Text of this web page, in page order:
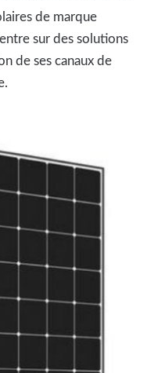
de marque
sur des solutions
de ses canaux de